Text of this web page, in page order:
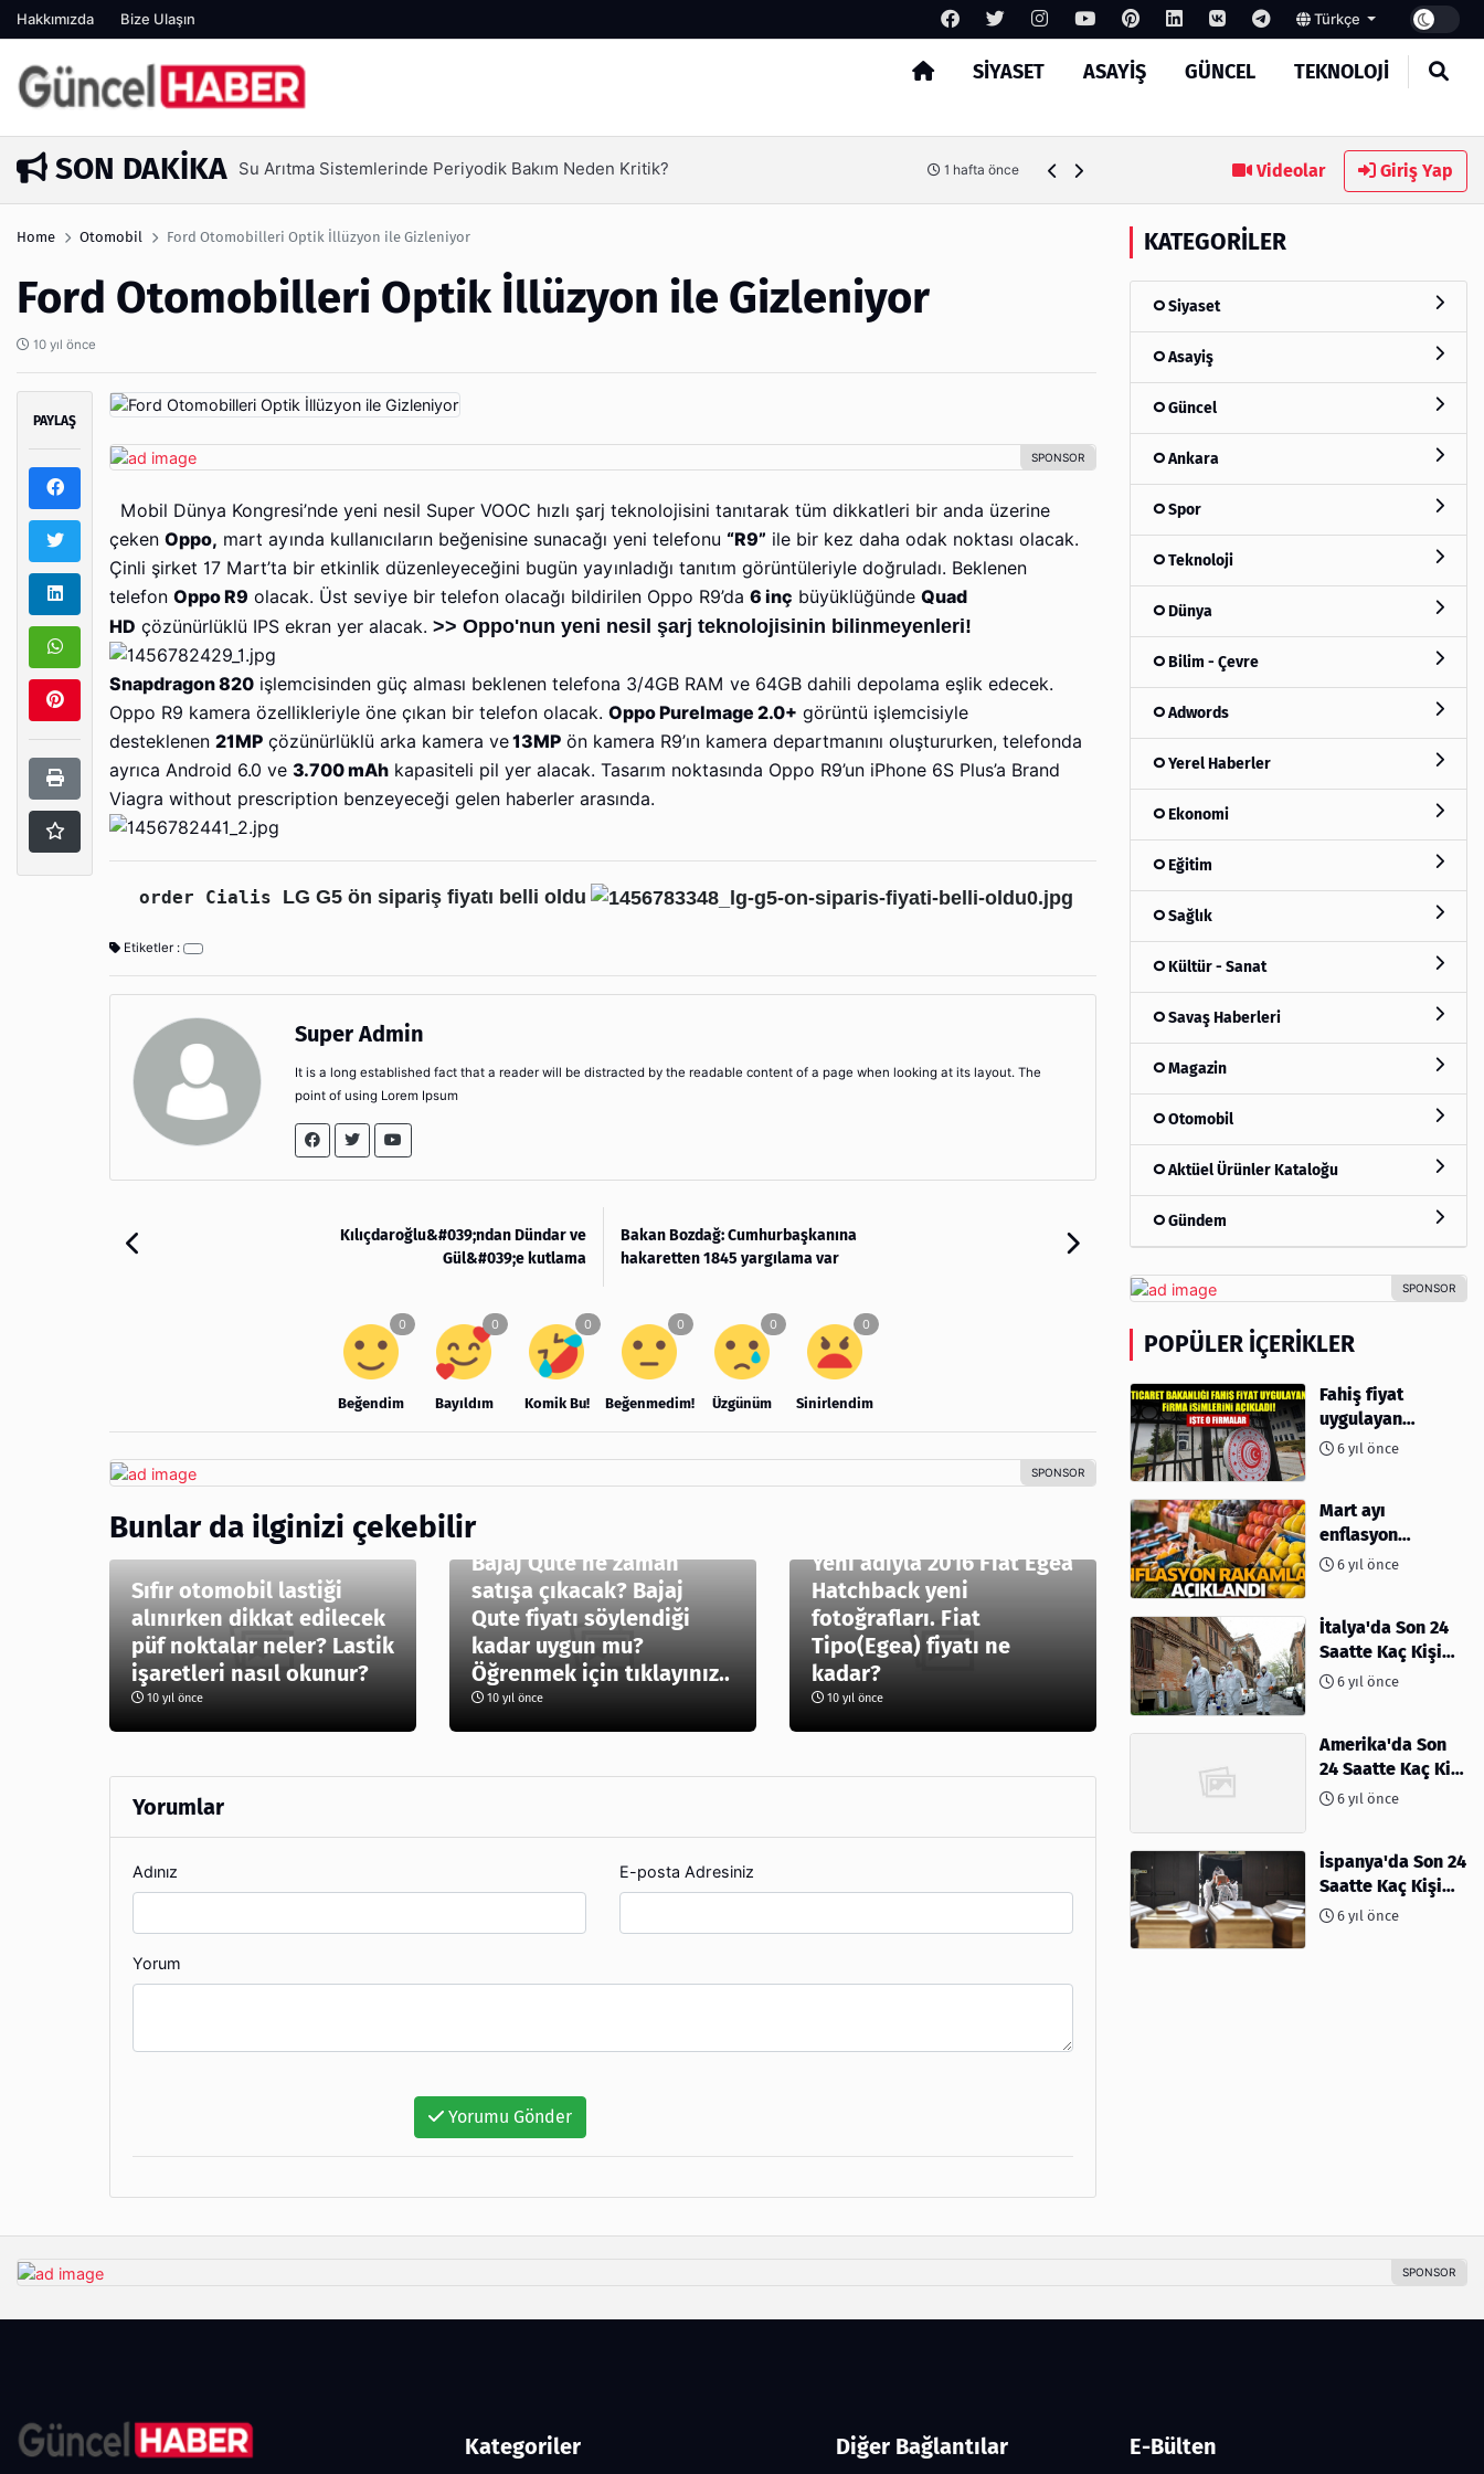
Hakkımızda Bize Ulaşın Türkçe
SIYASET ASAYIŞ GÜNCEL TEKNOLOJI
Arama
SON DAKIKA
1 hafta önceAmbalaj Süreçlerinde Yeni Nesil Verimliliği Olimpack ile Yakalayın 3 hafta önce MASROKİT Eğitim Kitleri ile Elektronik Öğrenmek Artık
Videolar Giriş Yap
Home Otomobil Ford Otomobilleri Optik İllüzyon ile Gizleniyor
Ford Otomobilleri Optik İllüzyon ile Gizleniyor
10 yıl önce
PAYLAŞ
Mobil Dünya Kongresi’nde yeni nesil Super VOOC hızlı şarj teknolojisini tanıtarak tüm dikkatleri bir anda üzerine
çeken Oppo, mart ayında kullanıcıların beğenisine sunacağı yeni telefonu “R9” ile bir kez daha odak noktası olacak.
Çinli şirket 17 Mart’ta bir etkinlik düzenleyeceğini bugün yayınladığı tanıtım görüntüleriyle doğruladı. Beklenen
telefon Oppo R9 olacak. Üst seviye bir telefon olacağı bildirilen Oppo R9’da 6 inç büyüklüğünde Quad
HD çözünürlüklü IPS ekran yer alacak. >> Oppo'nun yeni nesil şarj teknolojisinin bilinmeyenleri!
Snapdragon 820 işlemcisinden güç alması beklenen telefona 3/4GB RAM ve 64GB dahili depolama eşlik edecek.
Oppo R9 kamera özellikleriyle öne çıkan bir telefon olacak. Oppo PureImage 2.0+ görüntü işlemcisiyle
desteklenen 21MP çözünürlüklü arka kamera ve13MP ön kamera R9’ın kamera departmanını oluştururken, telefonda
ayrıca Android 6.0 ve 3.700 mAh kapasiteli pil yer alacak. Tasarım noktasında Oppo R9’un iPhone 6S Plus’a Brand
Viagra without prescription benzeyeceği gelen haberler arasında.
order Cialis LG G5 ön sipariş fiyatı belli oldu
Etiketler :
Super Admin
It is a long established fact that a reader will be distracted by the readable content of a page when looking at its layout. The
point of using Lorem Ipsum
Kılıçdaroğlu&#039;ndan Dündar ve
Gül&#039;e kutlama
Bakan Bozdağ: Cumhurbaşkanına
hakaretten 1845 yargılama var
Beğendim Bayıldım Komik Bu! Beğenmedim! Üzgünüm Sinirlendim
Bunlar da ilginizi çekebilir
Sıfır otomobil lastiği
alınırken dikkat edilecek
püf noktalar neler? Lastik
işaretleri nasıl okunur?
10 yıl önce
Bajaj Qute ne zaman
satışa çıkacak? Bajaj
Qute fiyatı söylendiği
kadar uygun mu?
Öğrenmek için tıklayınız..
10 yıl önce
Yeni adıyla 2016 Fiat Egea
Hatchback yeni
fotoğrafları. Fiat
Tipo(Egea) fiyatı ne
kadar?
10 yıl önce
Yorumlar
Adınız E-posta Adresiniz
Yorum
Yorumu Gönder
KATEGORILER
Siyaset
Asayiş
Güncel
Ankara
Spor
Teknoloji
Dünya
Bilim - Çevre
Adwords
Yerel Haberler
Ekonomi
Eğitim
Sağlık
Kültür - Sanat
Savaş Haberleri
Magazin
Otomobil
Aktüel Ürünler Kataloğu
Gündem
POPÜLER İÇERIKLER
Fahiş fiyat
uygulayan
firmalar açıklandı
6 yıl önce
Mart ayı
enflasyon
rakamları
6 yıl önce
İtalya'da Son 24
Saatte Kaç Kişi
Öldü6 yıl önce
Amerika'da Son
24 Saatte Kaç Kişi
Öldü - 06 Nisan
6 yıl önce
İspanya'da Son 24
Saatte Kaç Kişi
Öldü6 yıl önce
Kategoriler Diğer Bağlantılar E-Bülten